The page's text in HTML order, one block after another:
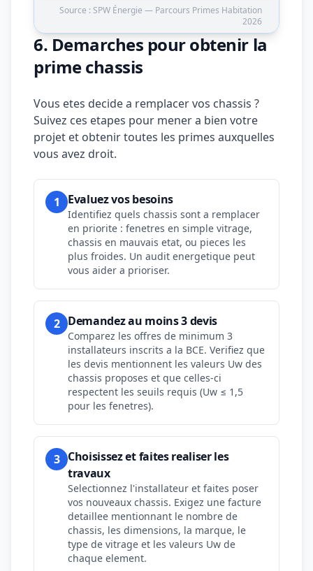
Source : SPW Énergie — Parcours Primes Habitation
2026
6. Demarches pour obtenir la
prime chassis
Vous etes decide a remplacer vos chassis ?
Suivez ces etapes pour mener a bien votre
projet et obtenir toutes les primes auxquelles
vous avez droit.
1 Evaluez vos besoins
Identifiez quels chassis sont a remplacer
en priorite : fenetres en simple vitrage,
chassis en mauvais etat, ou pieces les
plus froides. Un audit energetique peut
vous aider a prioriser.
2 Demandez au moins 3 devis
Comparez les offres de minimum 3
installateurs inscrits a la BCE. Verifiez que
les devis mentionnent les valeurs Uw des
chassis proposes et que celles-ci
respectent les seuils requis (Uw ≤ 1,5
pour les fenetres).
3 Choisissez et faites realiser les
travaux
Selectionnez l'installateur et faites poser
vos nouveaux chassis. Exigez une facture
detaillee mentionnant le nombre de
chassis, les dimensions, la marque, le
type de vitrage et les valeurs Uw de
chaque element.